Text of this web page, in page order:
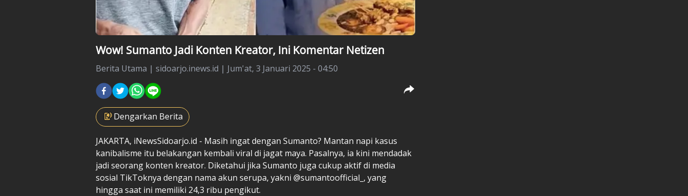
Wow! Sumanto Jadi Konten Kreator, Ini Komentar Netizen
Berita Utama | sidoarjo.inews.id | Jum'at, 3 Januari 2025 - 04:50
Dengarkan Berita
JAKARTA, iNewsSidoarjo.id - Masih ingat dengan Sumanto? Mantan napi kasus
kanibalisme itu belakangan kembali viral di jagat maya. Pasalnya, ia kini mendadak
jadi seorang konten kreator. Diketahui jika Sumanto juga cukup aktif di media
sosial TikToknya dengan nama akun serupa, yakni @sumantoofficial_, yang
hingga saat ini memiliki 24,3 ribu pengikut.